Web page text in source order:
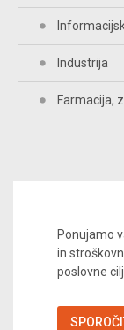
Industrija
Farmacija,
Ponujamo
in
poslovne